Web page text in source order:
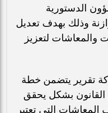
الدستورية
وذلك بهدف تعديل
والمعاشات لتعزيز
تقرير يتضمن خطة
بشكل يحقق
التي تعتبر